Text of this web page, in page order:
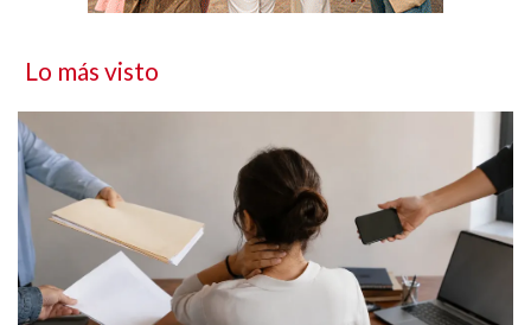
Lo más visto